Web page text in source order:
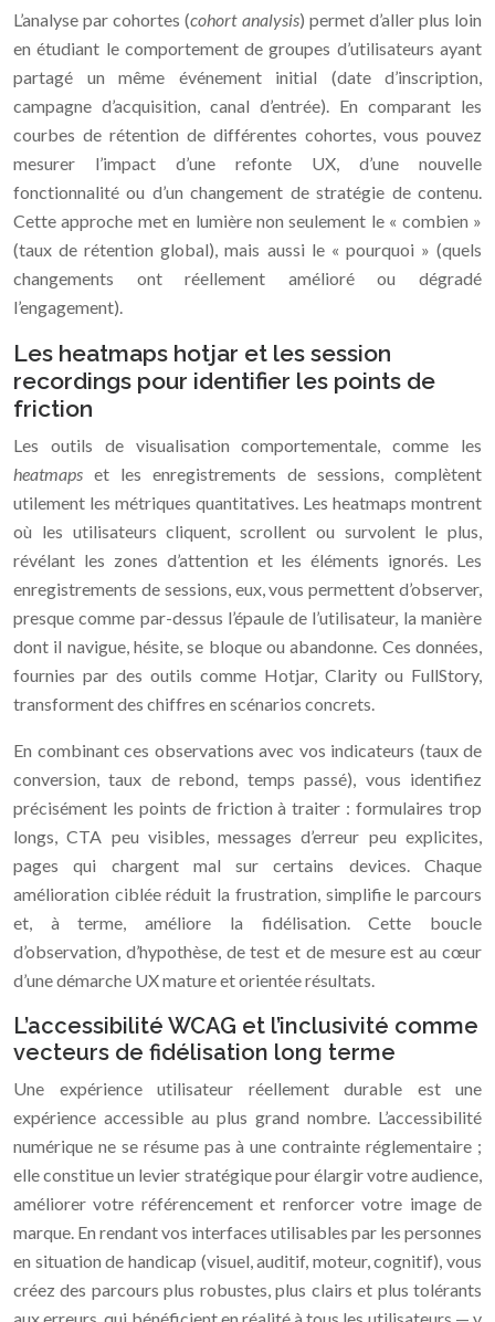
L’analyse par cohortes (cohort analysis) permet d’aller plus loin
en étudiant le comportement de groupes d’utilisateurs ayant
partagé un même événement initial (date d’inscription,
campagne d’acquisition, canal d’entrée). En comparant les
courbes de rétention de différentes cohortes, vous pouvez
mesurer l’impact d’une refonte UX, d’une nouvelle
fonctionnalité ou d’un changement de stratégie de contenu.
Cette approche met en lumière non seulement le « combien »
(taux de rétention global), mais aussi le « pourquoi » (quels
changements ont réellement amélioré ou dégradé
l’engagement).
Les heatmaps hotjar et les session
recordings pour identifier les points de
friction
Les outils de visualisation comportementale, comme les
heatmaps et les enregistrements de sessions, complètent
utilement les métriques quantitatives. Les heatmaps montrent
où les utilisateurs cliquent, scrollent ou survolent le plus,
révélant les zones d’attention et les éléments ignorés. Les
enregistrements de sessions, eux, vous permettent d’observer,
presque comme par-dessus l’épaule de l’utilisateur, la manière
dont il navigue, hésite, se bloque ou abandonne. Ces données,
fournies par des outils comme Hotjar, Clarity ou FullStory,
transforment des chiffres en scénarios concrets.
En combinant ces observations avec vos indicateurs (taux de
conversion, taux de rebond, temps passé), vous identifiez
précisément les points de friction à traiter : formulaires trop
longs, CTA peu visibles, messages d’erreur peu explicites,
pages qui chargent mal sur certains devices. Chaque
amélioration ciblée réduit la frustration, simplifie le parcours
et, à terme, améliore la fidélisation. Cette boucle
d’observation, d’hypothèse, de test et de mesure est au cœur
d’une démarche UX mature et orientée résultats.
L’accessibilité WCAG et l’inclusivité comme
vecteurs de fidélisation long terme
Une expérience utilisateur réellement durable est une
expérience accessible au plus grand nombre. L’accessibilité
numérique ne se résume pas à une contrainte réglementaire ;
elle constitue un levier stratégique pour élargir votre audience,
améliorer votre référencement et renforcer votre image de
marque. En rendant vos interfaces utilisables par les personnes
en situation de handicap (visuel, auditif, moteur, cognitif), vous
créez des parcours plus robustes, plus clairs et plus tolérants